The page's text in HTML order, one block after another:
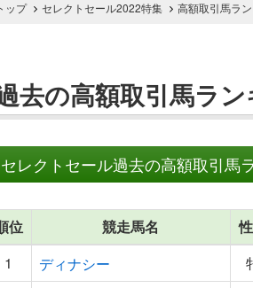
ップ セレクトセール2022特集 高額取引馬ラ
去の高額取引馬ラ
セレクトセール過去の高額取引馬
位 競走馬名
1
ディナシー